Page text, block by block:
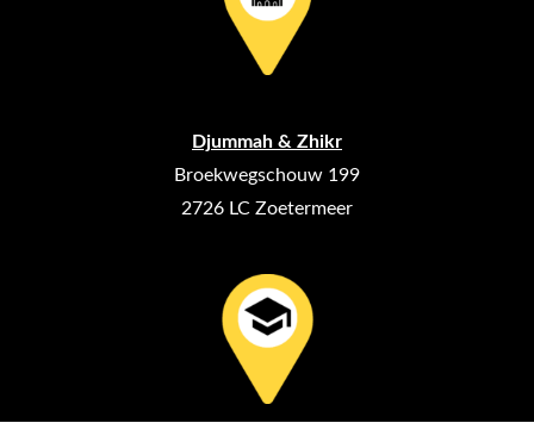
Djummah & Zhikr
Broekwegschouw 199
2726 LC Zoetermeer